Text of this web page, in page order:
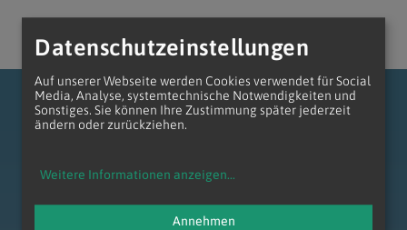
Datenschutzeinstellungen
Auf unserer Webseite werden Cookies verwendet für Social
Media, Analyse, systemtechnische Notwendigkeiten und
Sonstiges. Sie können Ihre Zustimmung später jederzeit
ändern oder zurückziehen.
Weitere Informationen anzeigen...
Annehmen